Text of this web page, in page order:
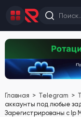
Главная Telegram
аккаунты под любые
Зарегистрированы с Ip